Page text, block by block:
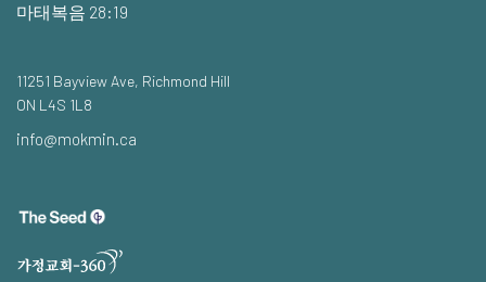
마태복음 28:19
11251 Bayview Ave, Richmond Hill
ON L4S 1L8
info@mokmin.ca